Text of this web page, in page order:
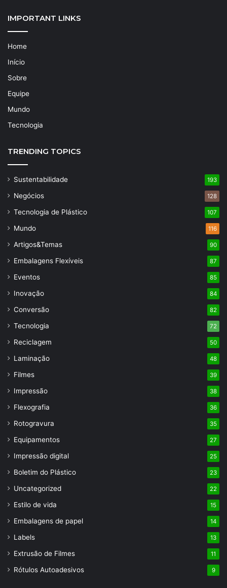
IMPORTANT LINKS
Home
Início
Sobre
Equipe
Mundo
Tecnologia
TRENDING TOPICS
Sustentabilidade 193
Negócios 128
Tecnologia de Plástico 107
Mundo 116
Artigos&Temas 90
Embalagens Flexíveis 87
Eventos 85
Inovação 84
Conversão 82
Tecnologia 72
Reciclagem 50
Laminação 48
Filmes 39
Impressão 38
Flexografia 36
Rotogravura 35
Equipamentos 27
Impressão digital 25
Boletim do Plástico 23
Uncategorized 22
Estilo de vida 15
Embalagens de papel 14
Labels 13
Extrusão de Filmes 11
Rótulos Autoadesivos 9